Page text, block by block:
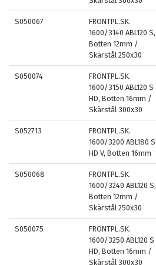
S050067
FRONTPL.SK.
1600/3140 ABL120 S,
Botten 12mm /
Skärstål 250x30
S050074
FRONTPL.SK.
1600/3150 ABL120 S
HD, Botten 16mm /
Skärstål 300x30
S052713
FRONTPL.SK.
1600/3200 ABL180 S
HD V, Botten 16mm
S050068
FRONTPL.SK.
1600/3240 ABL120 S,
Botten 12mm /
Skärstål 250x30
S050075
FRONTPL.SK.
1600/3250 ABL120 S
HD, Botten 16mm /
Skärstål 300x30